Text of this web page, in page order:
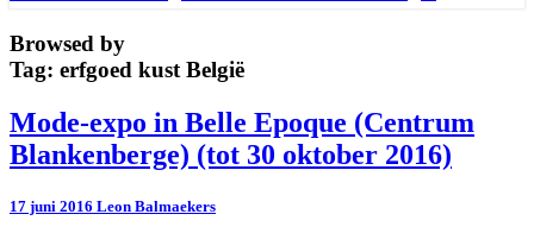
Browsed by
Tag: erfgoed kust België
Mode-
expo
in
Epoque
Mode-expo in Belle Epoque (Centrum
Blankenberge) (tot 30 oktober 2016)
17 juni 2016 Leon Balmaekers